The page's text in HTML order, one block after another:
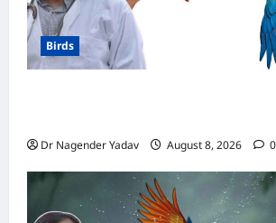
Birds
Dr Nagender Yadav August 8, 2026 0